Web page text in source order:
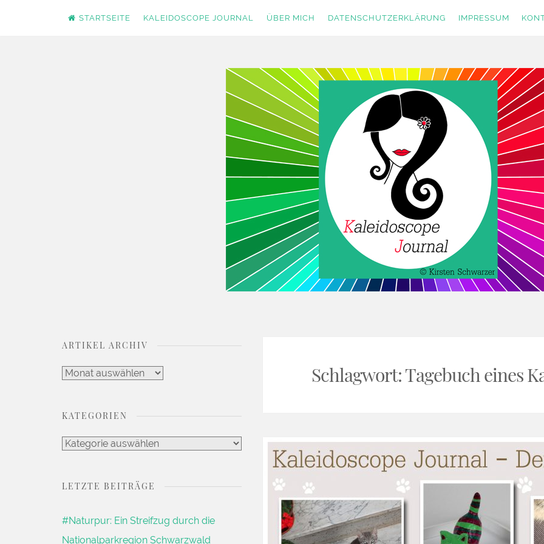
STARTSEITE KALEIDOSCOPE JOURNAL ÜBER MICH DATENSCHUTZERKLÄRUNG IMPRESSUM
Schlagwort:Tagebuch eines
ARTIKEL ARCHIV
Artikel
KATEGORIEN
Kategorien
LETZTE BEITRÄGE
#Naturpur: Ein Streifzug durch die
Nationalparkregion Schwarzwald